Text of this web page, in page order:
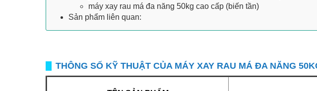
máy xay rau má đa năng 50kg cao cấp (biến tần)
Sản phẩm liên quan:
THÔNG SỐ KỸ THUẬT CỦA MÁY XAY RAU MÁ ĐA NĂNG